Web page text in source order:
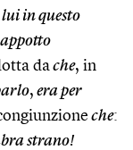
lui in questo
da che, in
, era per
che:
strano!